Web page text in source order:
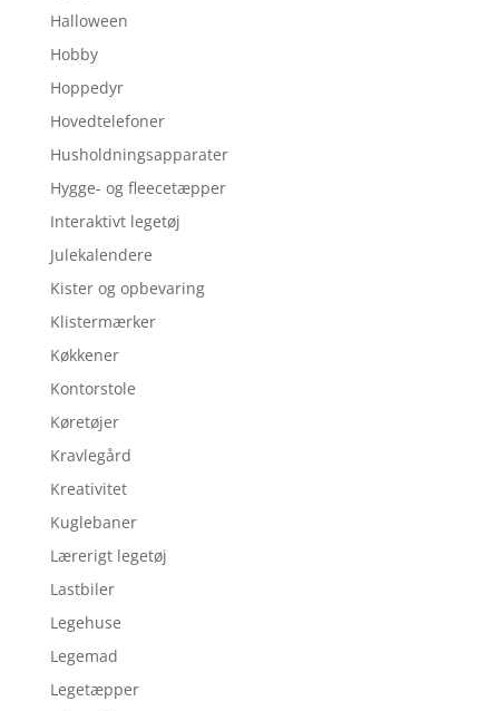
Halloween
Hobby
Hoppedyr
Hovedtelefoner
Husholdningsapparater
Hygge- og fleecetæpper
Interaktivt legetøj
Julekalendere
Kister og opbevaring
Klistermærker
Køkkener
Kontorstole
Køretøjer
Kravlegård
Kreativitet
Kuglebaner
Lærerigt legetøj
Lastbiler
Legehuse
Legemad
Legetæpper